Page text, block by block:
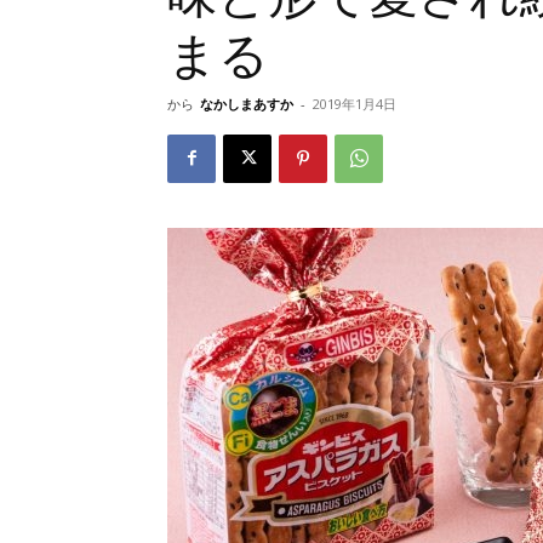
まる
から なかしまあすか - 2019年1月4日